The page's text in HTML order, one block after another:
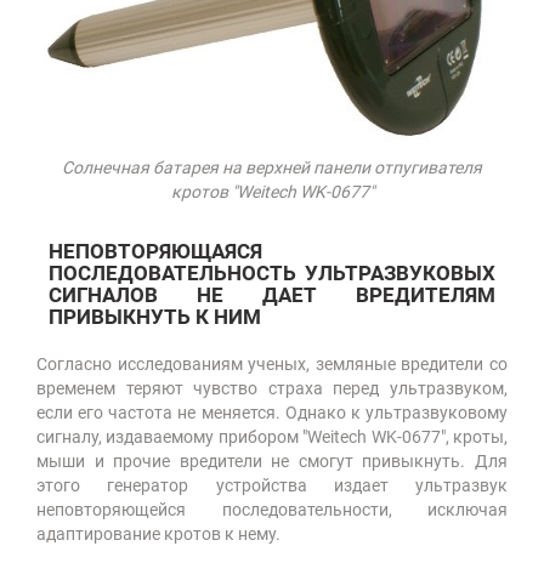
Солнечная батарея на верхней панели отпугивателя
кротов "Weitech WK-0677"
НЕПОВТОРЯЮЩАЯСЯ
ПОСЛЕДОВАТЕЛЬНОСТЬ УЛЬТРАЗВУКОВЫХ
СИГНАЛОВ НЕ ДАЕТ ВРЕДИТЕЛЯМ
ПРИВЫКНУТЬ К НИМ
Согласно исследованиям ученых, земляные вредители со
временем теряют чувство страха перед ультразвуком,
если его частота не меняется. Однако к ультразвуковому
сигналу, издаваемому прибором "Weitech WK-0677", кроты,
мыши и прочие вредители не смогут привыкнуть. Для
этого генератор устройства издает ультразвук
неповторяющейся последовательности, исключая
адаптирование кротов к нему.